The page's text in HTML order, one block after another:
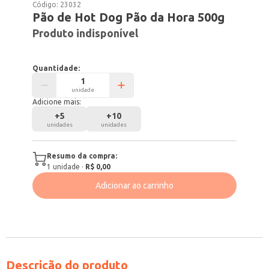
Código: 23032
Pão de Hot Dog Pão da Hora 500g
Produto indisponível
Quantidade:
unidade
Adicione mais:
+5
unidades
+10
unidades
Resumo da compra:
1 unidade · R$ 0,00
Adicionar ao carrinho
Descrição do produto